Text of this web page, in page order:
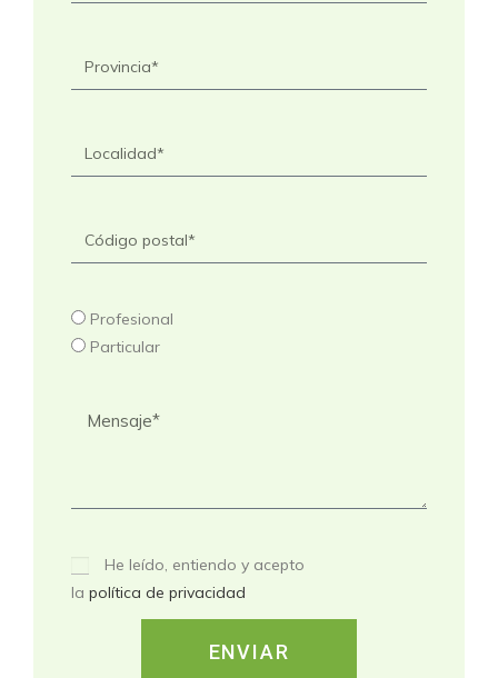
Profesional
Particular
He leído, entiendo y acepto
la política de privacidad
ENVIAR